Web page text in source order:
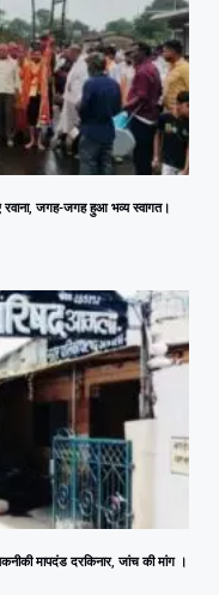
रवाना, जगह-जगह हुआ भव्य स्वागत।
मापदंड दरकिनार, जांच की मांग ।